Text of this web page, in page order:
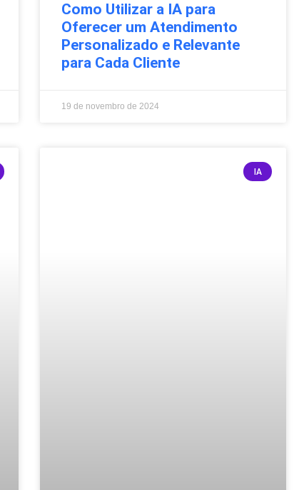
Como Utilizar a IA para
Oferecer um Atendimento
Personalizado e Relevante
para Cada Cliente
19 de novembro de 2024
IA